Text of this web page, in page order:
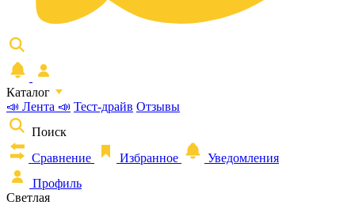
Каталог
📣 Лента 📣 Тест-драйв Отзывы
Поиск
Сравнение
Избранное
Уведомления
Профиль
Светлая